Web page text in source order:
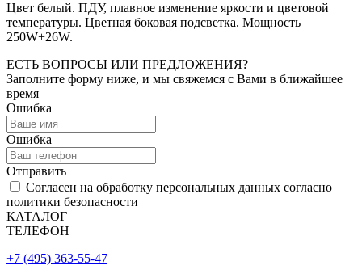
Цвет белый. ПДУ, плавное изменение яркости и цветовой
температуры. Цветная боковая подсветка. Мощность
250W+26W.
ЕСТЬ ВОПРОСЫ ИЛИ ПРЕДЛОЖЕНИЯ?
Заполните форму ниже, и мы свяжемся с Вами в ближайшее
время
Ошибка
Ошибка
Отправить
Согласен на обработку персональных данных согласно
политики безопасности
КАТАЛОГ
ТЕЛЕФОН
+7 (495) 363-55-47